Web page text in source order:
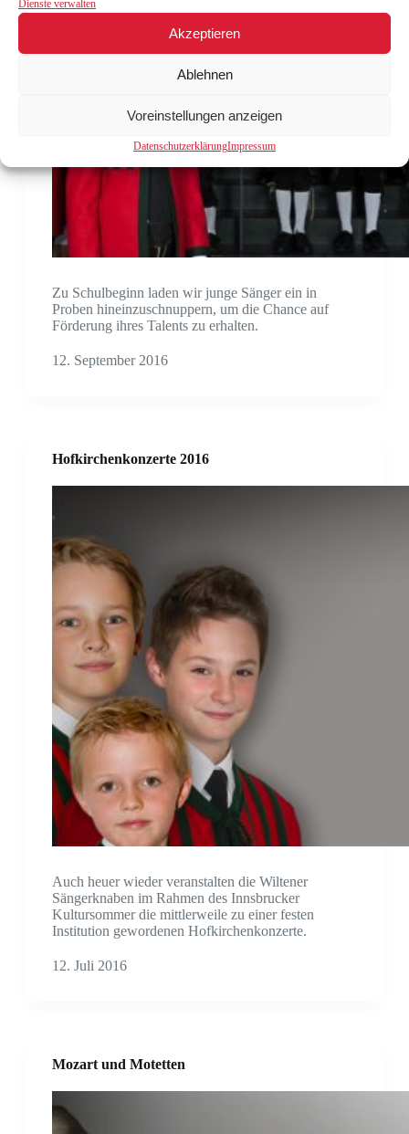
Dienste verwalten
Akzeptieren
Ablehnen
Voreinstellungen anzeigen
DatenschutzerklärungImpressum
Zu Schulbeginn laden wir junge Sänger ein in
Proben hineinzuschnuppern, um die Chance auf
Förderung ihres Talents zu erhalten.
12. September 2016
Hofkirchenkonzerte 2016
Auch heuer wieder veranstalten die Wiltener
Sängerknaben im Rahmen des Innsbrucker
Kultursommer die mittlerweile zu einer festen
Institution gewordenen Hofkirchenkonzerte.
12. Juli 2016
Mozart und Motetten